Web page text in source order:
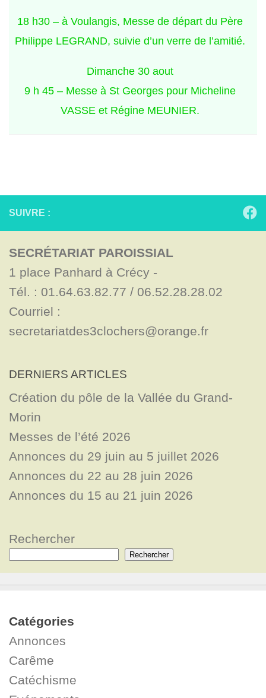
18 h30 – à Voulangis, Messe de départ du Père
Philippe LEGRAND, suivie d’un verre de l’amitié.
Dimanche 30 aout
9 h 45 – Messe à St Georges pour Micheline
VASSE et Régine MEUNIER.
SUIVRE :
SECRÉTARIAT PAROISSIAL
1 place Panhard à Crécy -
Tél. : 01.64.63.82.77 / 06.52.28.28.02
Courriel :
secretariatdes3clochers@orange.fr
DERNIERS ARTICLES
Création du pôle de la Vallée du Grand-
Morin
Messes de l’été 2026
Annonces du 29 juin au 5 juillet 2026
Annonces du 22 au 28 juin 2026
Annonces du 15 au 21 juin 2026
Rechercher
Rechercher
Catégories
Annonces
Carême
Catéchisme